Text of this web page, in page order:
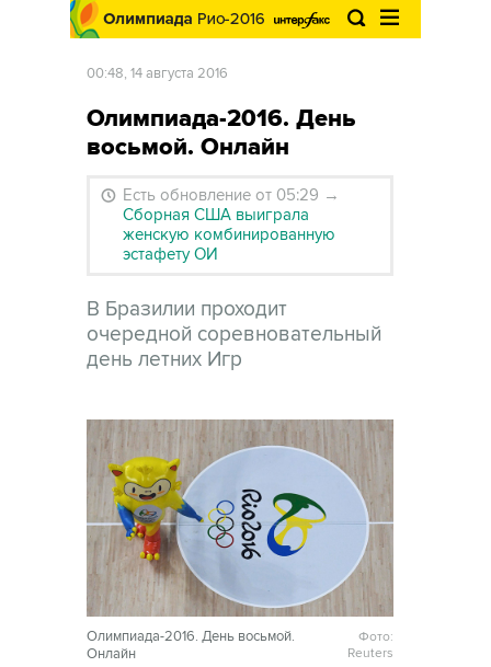
00:48, 14 августа 2016
Олимпиада-2016. День
восьмой. Онлайн
Есть обновление от 05:29 →
Сборная США выиграла
женскую комбинированную
эстафету ОИ
В Бразилии проходит
очередной соревновательный
день летних Игр
Олимпиада-2016. День восьмой.
Онлайн
Фото:
Reuters